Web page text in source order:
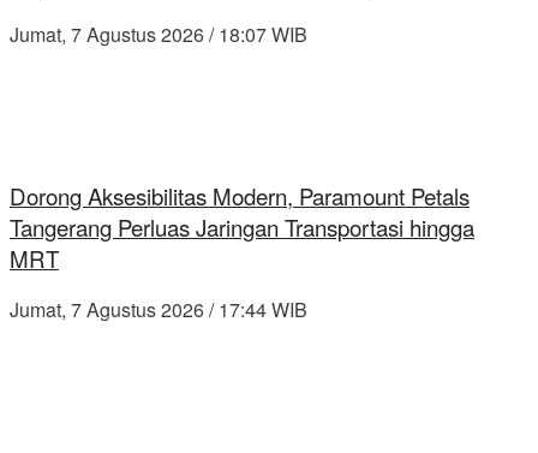
Jumat, 7 Agustus 2026 / 18:07 WIB
Dorong Aksesibilitas Modern, Paramount Petals
Tangerang Perluas Jaringan Transportasi hingga
MRT
Jumat, 7 Agustus 2026 / 17:44 WIB